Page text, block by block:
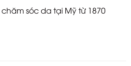
sóc da tại Mỹ từ 1870